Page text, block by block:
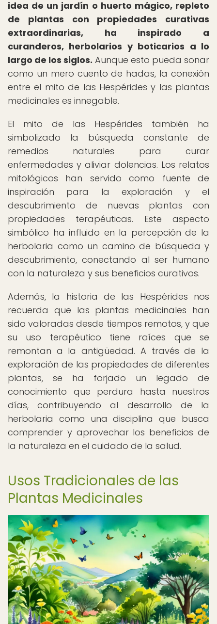
idea de un jardín o huerto mágico, repleto
de plantas con propiedades curativas
extraordinarias, ha inspirado a
curanderos, herbolarios y boticarios a lo
largo de los siglos. Aunque esto pueda sonar
como un mero cuento de hadas, la conexión
entre el mito de las Hespérides y las plantas
medicinales es innegable.
El mito de las Hespérides también ha
simbolizado la búsqueda constante de
remedios naturales para curar
enfermedades y aliviar dolencias. Los relatos
mitológicos han servido como fuente de
inspiración para la exploración y el
descubrimiento de nuevas plantas con
propiedades terapéuticas. Este aspecto
simbólico ha influido en la percepción de la
herbolaria como un camino de búsqueda y
descubrimiento, conectando al ser humano
con la naturaleza y sus beneficios curativos.
Además, la historia de las Hespérides nos
recuerda que las plantas medicinales han
sido valoradas desde tiempos remotos, y que
su uso terapéutico tiene raíces que se
remontan a la antigüedad. A través de la
exploración de las propiedades de diferentes
plantas, se ha forjado un legado de
conocimiento que perdura hasta nuestros
días, contribuyendo al desarrollo de la
herbolaria como una disciplina que busca
comprender y aprovechar los beneficios de
la naturaleza en el cuidado de la salud.
Usos Tradicionales de las
Plantas Medicinales